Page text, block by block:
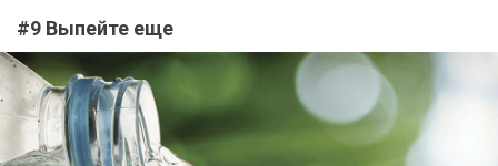
#9 Выпейте еще